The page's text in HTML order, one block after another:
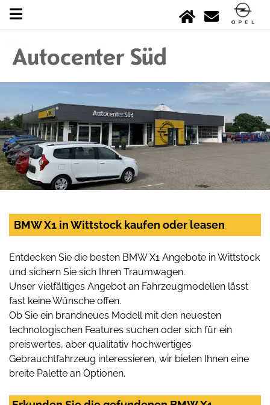
BMW X1 in Wittstock kaufen oder leasen
Entdecken Sie die besten BMW X1 Angebote in Wittstock
und sichern Sie sich Ihren Traumwagen.
Unser vielfältiges Angebot an Fahrzeugmodellen lässt
fast keine Wünsche offen.
Ob Sie ein brandneues Modell mit den neuesten
technologischen Features suchen oder sich für ein
preiswertes, aber qualitativ hochwertiges
Gebrauchtfahrzeug interessieren, wir bieten Ihnen eine
breite Palette an Optionen.